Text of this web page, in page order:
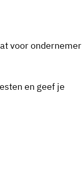
voor ondernemer
en geef je